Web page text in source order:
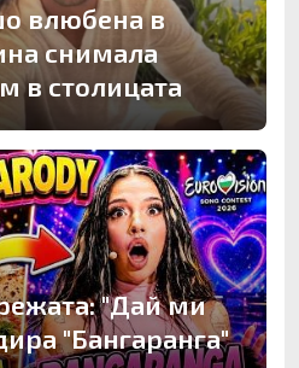
влюбена в
снимала
в столицата
"Дай ми
"Бангаранга"